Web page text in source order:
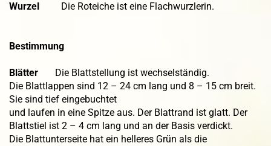
Wurzel Die Roteiche ist eine Flachwurzlerin.
Bestimmung
Blätter Die Blattstellung ist wechselständig.
Die Blattlappen sind 12 – 24 cm lang und 8 – 15 cm breit.
Sie sind tief eingebuchtet
und laufen in eine Spitze aus. Der Blattrand ist glatt. Der
Blattstiel ist 2 – 4 cm lang und an der Basis verdickt.
Die Blattunterseite hat ein helleres Grün als die